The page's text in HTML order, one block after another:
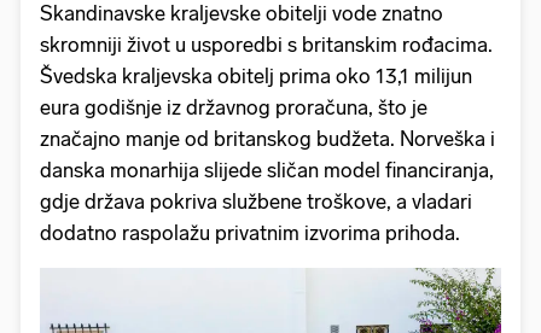
Skandinavske kraljevske obitelji vode znatno
skromniji život u usporedbi s britanskim rođacima.
Švedska kraljevska obitelj prima oko 13,1 milijun
eura godišnje iz državnog proračuna, što je
značajno manje od britanskog budžeta. Norveška i
danska monarhija slijede sličan model financiranja,
gdje država pokriva službene troškove, a vladari
dodatno raspolažu privatnim izvorima prihoda.